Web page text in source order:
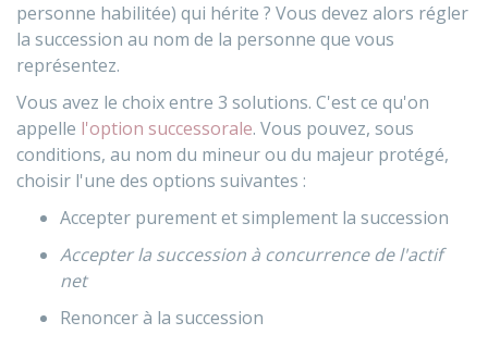
personne habilitée) qui hérite ? Vous devez alors régler
la succession au nom de la personne que vous
représentez.
Vous avez le choix entre 3 solutions. C'est ce qu'on
appelle l'option successorale. Vous pouvez, sous
conditions, au nom du mineur ou du majeur protégé,
choisir l'une des options suivantes :
Accepter purement et simplement la succession
Accepter la succession à concurrence de l'actif
net
Renoncer à la succession